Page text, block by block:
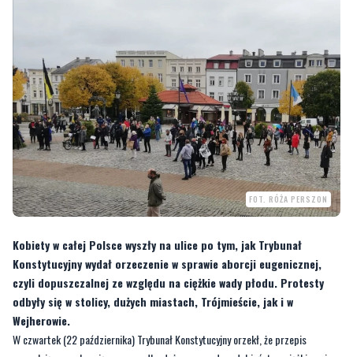
FOT. RÓŻA PERSZON
Kobiety w całej Polsce wyszły na ulice po tym, jak Trybunał
Konstytucyjny wydał orzeczenie w sprawie aborcji eugenicznej,
odbyły się w stolicy, dużych miastach, Trójmieście, jak i w
Wejherowie.
W czwartek (22 października) Trybunał Konstytucyjny orzekł, że przepis
zezwalający na aborcję w przypadku dużego prawdopodobieństwa ciężkiego i
nieodwracalnego upośledzenia płodu albo nieuleczalnej choroby zagrażającej
jego życiu - jest niezgodny z konstytucją. Decyzję tę uzasadnia się tym, że życie